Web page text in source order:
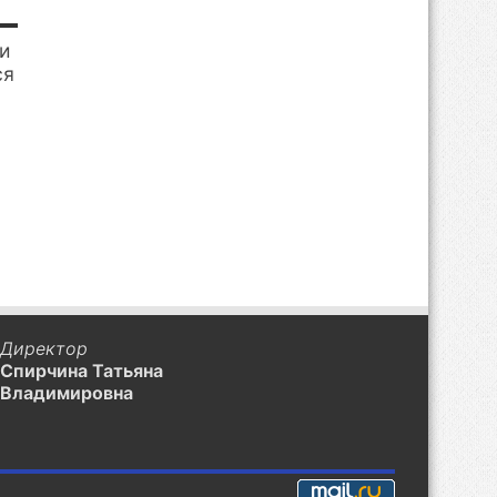
Директор
Спирчина Татьяна
Владимировна